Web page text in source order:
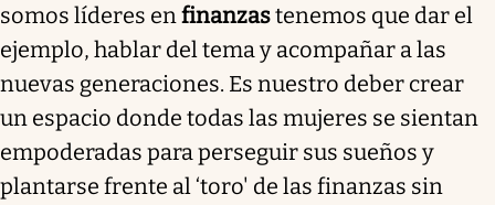
somos líderes enfinanzastenemos que dar el
ejemplo, hablar del tema y acompañar a las
nuevas generaciones. Es nuestro deber crear
un espacio donde todas las mujeres se sientan
empoderadas para perseguir sus sueños y
plantarse frente al ‘toro' de las finanzas sin